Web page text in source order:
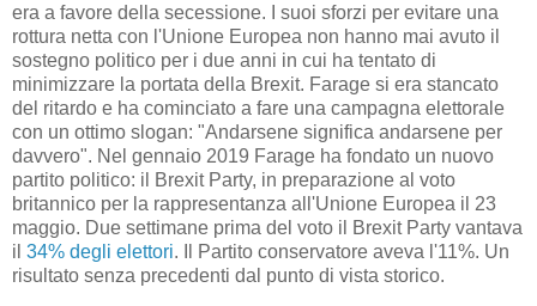
era a favore della secessione. I suoi sforzi per evitare una
rottura netta con l'Unione Europea non hanno mai avuto il
sostegno politico per i due anni in cui ha tentato di
minimizzare la portata della Brexit. Farage si era stancato
del ritardo e ha cominciato a fare una campagna elettorale
con un ottimo slogan: "Andarsene significa andarsene per
davvero". Nel gennaio 2019 Farage ha fondato un nuovo
partito politico: il Brexit Party, in preparazione al voto
britannico per la rappresentanza all'Unione Europea il 23
maggio. Due settimane prima del voto il Brexit Party vantava
il 34% degli elettori. Il Partito conservatore aveva l'11%. Un
risultato senza precedenti dal punto di vista storico.